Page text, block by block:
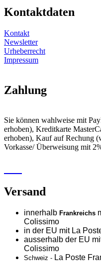
Kontaktdaten
Kontakt
Newsletter
Urheberrecht
Impressum
Zahlung
Sie können wahlweise mit
erhoben), Kreditkarte
erhoben), Kauf auf Rechung
Vorkasse/ Überweisung mit
Versand
innerhalb Frankreichs
Colissimo
in der EU mit La
ausserhalb der EU
Colissimo
Schweiz - La Poste